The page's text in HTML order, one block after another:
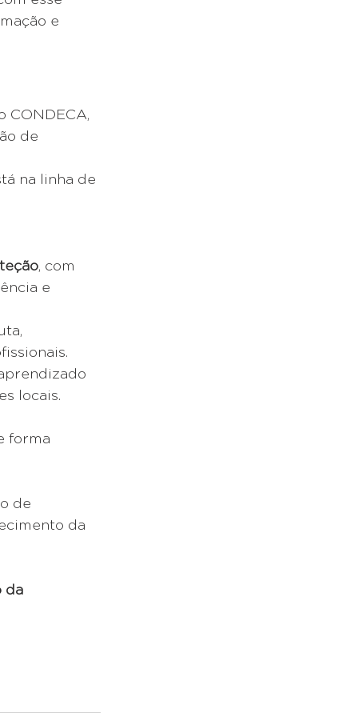
e
CONDECA,
de
na linha de
, com
e
locais.
forma
de
da
da